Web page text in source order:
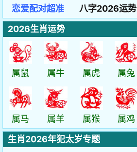
恋爱配对超准
八字2026运势
2026生肖运势
属鼠 属牛 属虎 属兔
属马 属羊 属猴 属鸡
生肖2026年犯太岁专题